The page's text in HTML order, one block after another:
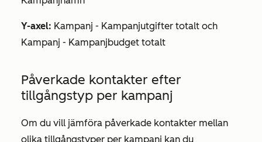
Y-axel: Kampanj - Kampanjutgifter totalt och
Kampanj - Kampanjbudget totalt
Påverkade kontakter efter
tillgångstyp per kampanj
Om du vill jämföra påverkade kontakter mellan
olika tillgångstyper per kampanj kan du